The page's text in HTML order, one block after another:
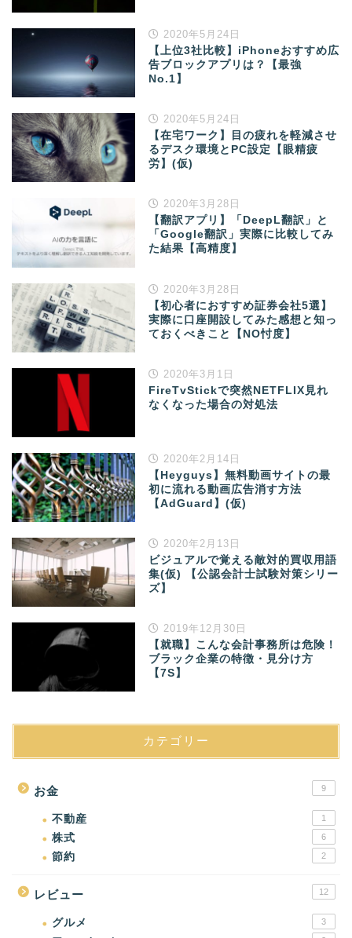
2020年5月24日
【上位3社比較】iPhoneおすすめ広
告ブロックアプリは？【最強
No.1】
2020年5月24日
【在宅ワーク】目の疲れを軽減させ
るデスク環境とPC設定【眼精疲
労】(仮)
2020年3月28日
【翻訳アプリ】「DeepL翻訳」と
「Google翻訳」実際に比較してみ
た結果【高精度】
2020年3月28日
【初心者におすすめ証券会社5選】
実際に口座開設してみた感想と知っ
ておくべきこと【NO忖度】
2020年3月1日
FireTvStickで突然NETFLIX見れ
なくなった場合の対処法
2020年2月14日
【Heyguys】無料動画サイトの最
初に流れる動画広告消す方法
【AdGuard】(仮)
2020年2月13日
ビジュアルで覚える敵対的買収用語
集(仮) 【公認会計士試験対策シリー
ズ】
2019年12月30日
【就職】こんな会計事務所は危険！
ブラック企業の特徴・見分け方
【7S】
カテゴリー
お金 9
不動産 1
株式 6
節約 2
レビュー 12
グルメ 3